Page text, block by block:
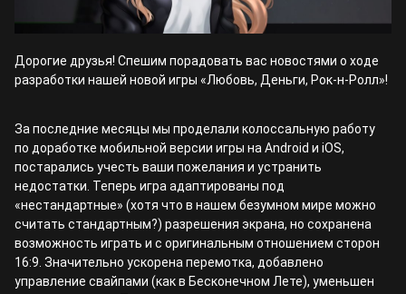
Дорогие друзья! Спешим порадовать вас новостями о ходе
разработки нашей новой игры «Любовь, Деньги, Рок-н-Ролл»!
За последние месяцы мы проделали колоссальную работу
по доработке мобильной версии игры на Android и iOS,
постарались учесть ваши пожелания и устранить
недостатки. Теперь игра адаптированы под
«нестандартные» (хотя что в нашем безумном мире можно
считать стандартным?) разрешения экрана, но сохранена
возможность играть и с оригинальным отношением сторон
16:9. Значительно ускорена перемотка, добавлено
управление свайпами (как в Бесконечном Лете), уменьшен